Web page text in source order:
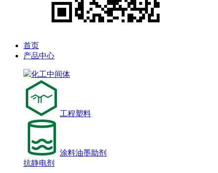
首页
产品中心
化工中间体
工程塑料
涂料油墨助剂
抗静电剂